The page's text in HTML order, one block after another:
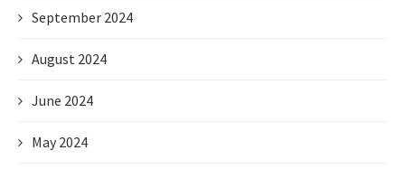
September 2024
August 2024
June 2024
May 2024